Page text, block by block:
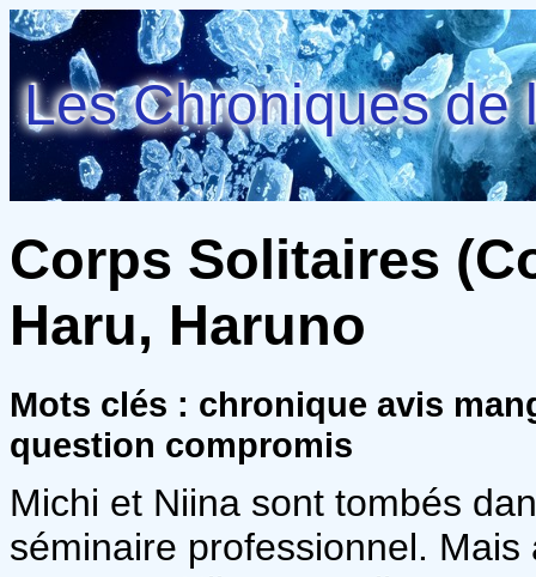
Les Chroniques de
Corps Solitaires
Haru, Haruno
Mots clés : chronique avis
question compromis
Michi et Niina sont tombés
séminaire professionnel. Mais